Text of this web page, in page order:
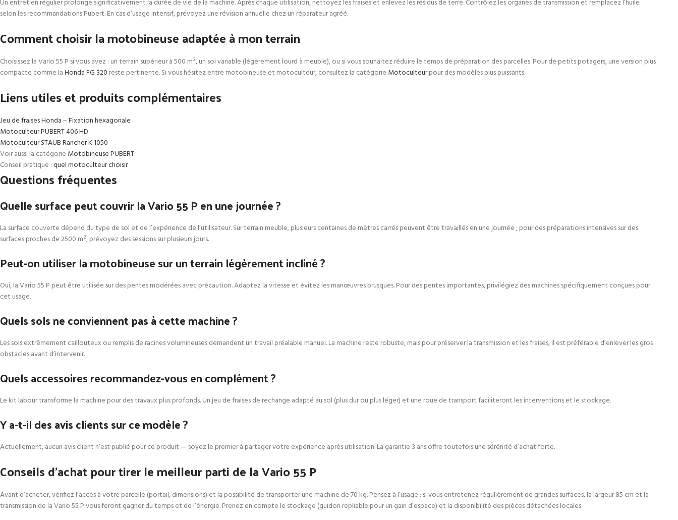
Un entretien régulier prolonge significativement la durée de vie de la machine. Après chaque utilisation, nettoyez les fraises et enlevez les résidus de terre. Contrôlez les organes de transmission et remplacez l’huile
selon les recommandations Pubert. En cas d’usage intensif, prévoyez une révision annuelle chez un réparateur agréé.
Comment choisir la motobineuse adaptée à mon terrain
Choisissez la Vario 55 P si vous avez : un terrain supérieur à 500 m², un sol variable (légèrement lourd à meuble), ou si vous souhaitez réduire le temps de préparation des parcelles. Pour de petits potagers, une version plus
compacte comme laHonda FG 320 reste pertinente. Si vous hésitez entre motobineuse et motoculteur, consultez la catégorie Motoculteurpour des modèles plus puissants.
Liens utiles et produits complémentaires
Jeu de fraises Honda – Fixation hexagonale
Motoculteur PUBERT 406 HD
Motoculteur STAUB Rancher K 1050
Voir aussi la catégorie Motobineuse PUBERT
Conseil pratique :quel motoculteur choisir
Questions fréquentes
Quelle surface peut couvrir la Vario 55 P en une journée ?
La surface couverte dépend du type de sol et de l’expérience de l’utilisateur. Sur terrain meuble, plusieurs centaines de mètres carrés peuvent être travaillés en une journée ; pour des préparations intensives sur des
surfaces proches de 2500 m², prévoyez des sessions sur plusieurs jours.
Peut-on utiliser la motobineuse sur un terrain légèrement incliné ?
Oui, la Vario 55 P peut être utilisée sur des pentes modérées avec précaution. Adaptez la vitesse et évitez les manœuvres brusques. Pour des pentes importantes, privilégiez des machines spécifiquement conçues pour
cet usage.
Quels sols ne conviennent pas à cette machine ?
Les sols extrêmement caillouteux ou remplis de racines volumineuses demandent un travail préalable manuel. La machine reste robuste, mais pour préserver la transmission et les fraises, il est préférable d’enlever les gros
obstacles avant d’intervenir.
Quels accessoires recommandez-vous en complément ?
Le kit labour transforme la machine pour des travaux plus profonds. Un jeu de fraises de rechange adapté au sol (plus dur ou plus léger) et une roue de transport faciliteront les interventions et le stockage.
Y a-t-il des avis clients sur ce modèle ?
Actuellement, aucun avis client n’est publié pour ce produit — soyez le premier à partager votre expérience après utilisation. La garantie 3 ans offre toutefois une sérénité d’achat forte.
Conseils d’achat pour tirer le meilleur parti de la Vario 55 P
Avant d’acheter, vérifiez l’accès à votre parcelle (portail, dimensions) et la possibilité de transporter une machine de 70 kg. Pensez à l’usage : si vous entretenez régulièrement de grandes surfaces, la largeur 85 cm et la
transmission de la Vario 55 P vous feront gagner du temps et de l’énergie. Prenez en compte le stockage (guidon repliable pour un gain d’espace) et la disponibilité des pièces détachées locales.